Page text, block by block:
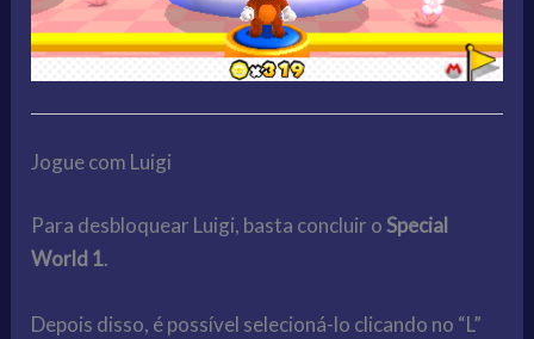
Jogue com Luigi
Para desbloquear Luigi, basta concluir oSpecial
World 1.
Depois disso, é possível selecioná-lo clicando no “L”